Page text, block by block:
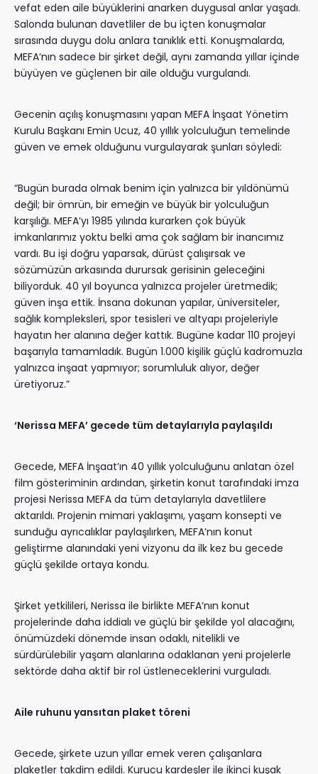
vefat eden aile büyüklerini anarken duygusal anlar yaşadı.
Salonda bulunan davetliler de bu içten konuşmalar
sırasında duygu dolu anlara tanıklık etti. Konuşmalarda,
MEFA’nın sadece bir şirket değil, aynı zamanda yıllar içinde
büyüyen ve güçlenen bir aile olduğu vurgulandı.
Gecenin açılış konuşmasını yapan MEFA İnşaat Yönetim
Kurulu Başkanı Emin Ucuz, 40 yıllık yolculuğun temelinde
güven ve emek olduğunu vurgulayarak şunları söyledi:
“Bugün burada olmak benim için yalnızca bir yıldönümü
değil; bir ömrün, bir emeğin ve büyük bir yolculuğun
karşılığı. MEFA’yı 1985 yılında kurarken çok büyük
imkanlarımız yoktu belki ama çok sağlam bir inancımız
vardı. Bu işi doğru yaparsak, dürüst çalışırsak ve
sözümüzün arkasında durursak gerisinin geleceğini
biliyorduk. 40 yıl boyunca yalnızca projeler üretmedik;
güven inşa ettik. İnsana dokunan yapılar, üniversiteler,
sağlık kompleksleri, spor tesisleri ve altyapı projeleriyle
hayatın her alanına değer kattık. Bugüne kadar 110 projeyi
başarıyla tamamladık. Bugün 1.000 kişilik güçlü kadromuzla
yalnızca inşaat yapmıyor; sorumluluk alıyor, değer
üretiyoruz.”
‘Nerissa MEFA’ gecede tüm detaylarıyla paylaşıldı
Gecede, MEFA İnşaat’ın 40 yıllık yolculuğunu anlatan özel
film gösteriminin ardından, şirketin konut tarafındaki imza
projesi Nerissa MEFA da tüm detaylarıyla davetlilere
aktarıldı. Projenin mimari yaklaşımı, yaşam konsepti ve
sunduğu ayrıcalıklar paylaşılırken, MEFA’nın konut
geliştirme alanındaki yeni vizyonu da ilk kez bu gecede
güçlü şekilde ortaya kondu.
Şirket yetkilileri, Nerissa ile birlikte MEFA’nın konut
projelerinde daha iddialı ve güçlü bir şekilde yol alacağını,
önümüzdeki dönemde insan odaklı, nitelikli ve
sürdürülebilir yaşam alanlarına odaklanan yeni projelerle
sektörde daha aktif bir rol üstleneceklerini vurguladı.
Aile ruhunu yansıtan plaket töreni
Gecede, şirkete uzun yıllar emek veren çalışanlara
plaketler takdim edildi. Kurucu kardeşler ile ikinci kuşak